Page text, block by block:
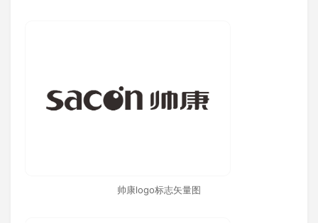
帅康logo标志矢量图